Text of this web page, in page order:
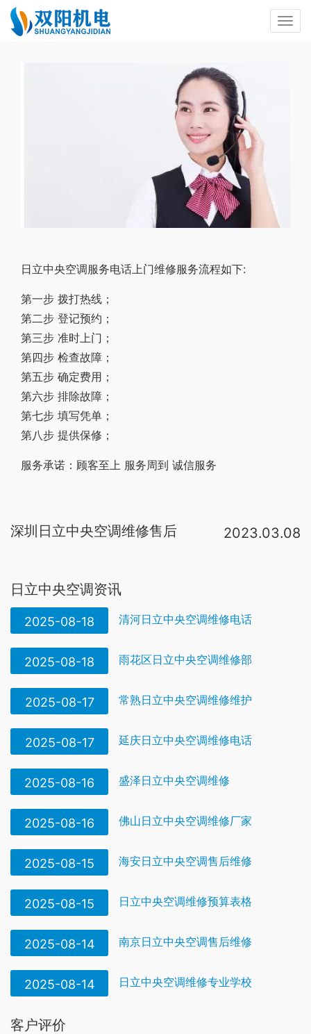
日立中央空调服务电话上门维修服务流程如下:
第一步 拨打热线；
第二步 登记预约；
第三步 准时上门；
第四步 检查故障；
第五步 确定费用；
第六步 排除故障；
第七步 填写凭单；
第八步 提供保修；
服务承诺：顾客至上 服务周到 诚信服务
深圳日立中央空调维修售后 2023.03.08
日立中央空调资讯
2025-08-18 清河日立中央空调维修电话
2025-08-18 雨花区日立中央空调维修部
2025-08-17 常熟日立中央空调维修维护
2025-08-17 延庆日立中央空调维修电话
2025-08-16 盛泽日立中央空调维修
2025-08-16 佛山日立中央空调维修厂家
2025-08-15 海安日立中央空调售后维修
2025-08-15 日立中央空调维修预算表格
2025-08-14 南京日立中央空调售后维修
2025-08-14 日立中央空调维修专业学校
客户评价